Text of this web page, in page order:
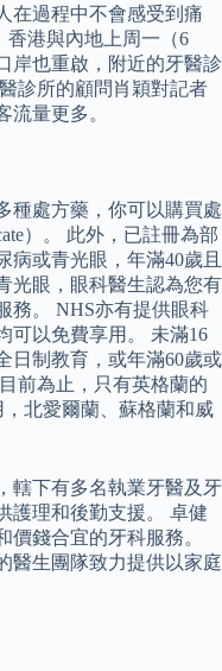
在過程中不會感受到痛
香港與內地上周一（6
岸也重啟，附近的牙醫診
診所的顧問肖穎對記者
流量更多。
種處方藥，你可以購買處
）。 此外，已註冊為部
病或青光眼，年滿40歲且
光眼，眼科醫生認為您有
務。 NHS亦有提供眼科
可以免費享用。 未滿16
日制教育，或年滿60歲或
前為止，只有英格蘭的
北愛爾蘭、蘇格蘭和威
轄下有多名執業牙醫及牙
護理和後勤支援。 卓健
價錢合宜的牙科服務。
醫生團隊致力提供以家庭